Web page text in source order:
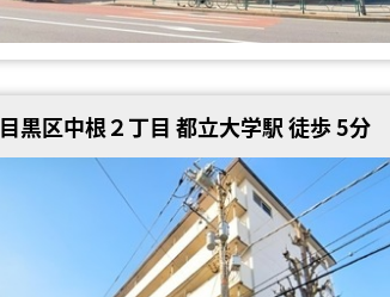
目黒区中根２丁目 都立大学駅 徒歩 5分